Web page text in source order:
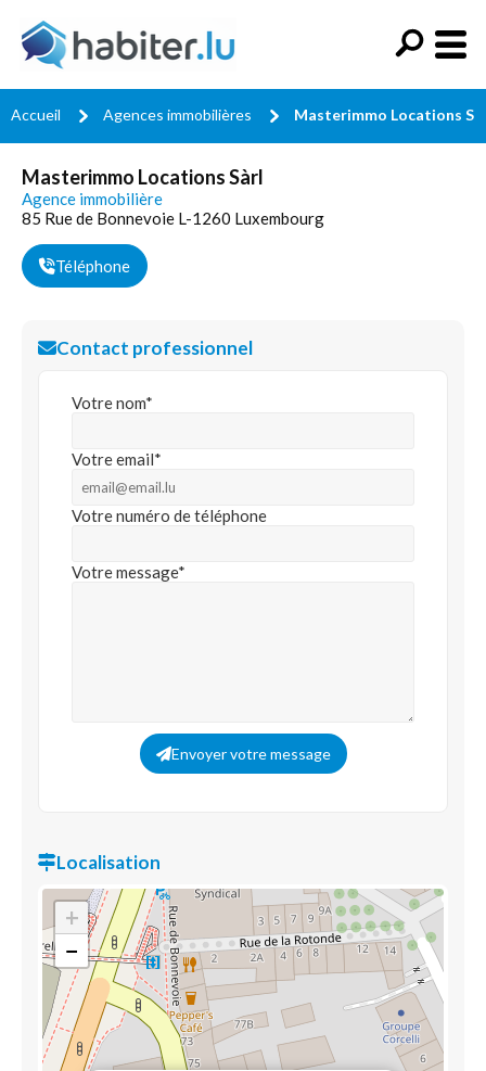
Accueil Agences immobilières Masterimmo Locations
Masterimmo Locations Sàrl
Agence immobilière
85 Rue de Bonnevoie L-1260 Luxembourg
Téléphone
Contact professionnel
Votre nom*
Votre email*
Votre numéro de téléphone
Votre message*
Envoyer votre message
Localisation
+
−